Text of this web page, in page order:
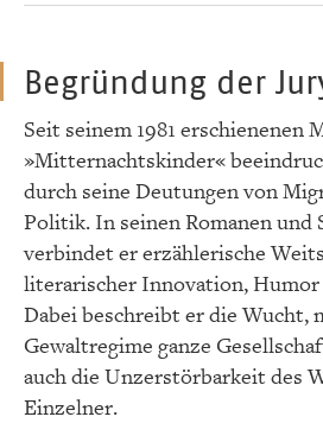
Begründung der
Seit seinem 1981 erschienenen
»Mitternachtskinder«
durch seine Deutungen von
Politik. In seinen Romanen und
verbindet er erzählerische
literarischer Innovation,
Dabei beschreibt er die Wucht,
Gewaltregime ganze
auch die Unzerstörbarkeit des
Einzelner.